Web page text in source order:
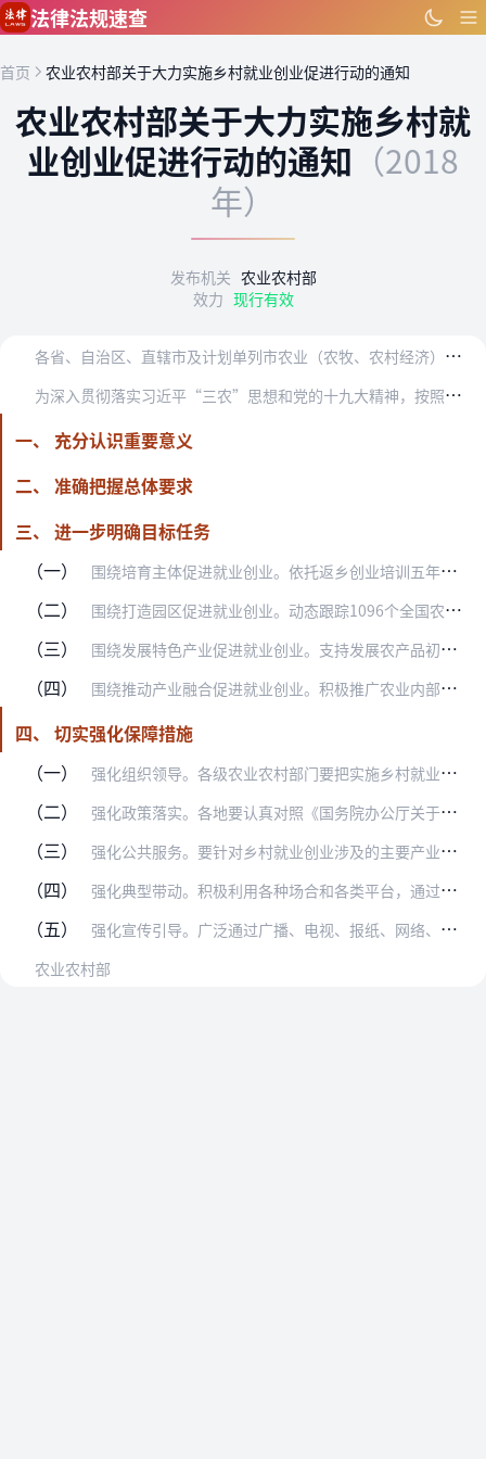
跳到主要内容
法律法规速查
首页 农业农村部关于大力实施乡村就业创业促进行动的通知
农业农村部关于大力实施乡村就
业创业促进行动的通知 （2018
年）
发布机关 农业农村部
效力 现行有效
各
省、自治区、直辖市及计划单列市农业（农牧、农村经济）厅（局、委），新疆生产建设兵团农业局：
为
深入贯彻落实习近平“三农”思想和党的十九大精神，按照《中共中央国务院关于实施乡村振兴战略的意见》的决策部署，促进农业提质增效、农村繁荣稳定和农民就业增收，加快…
一、 充分认识重要意义
二、 准确把握总体要求
三、 进一步明确目标任务
（一）
围绕培育主体促进就业创业。依托返乡创业培训五年行动计划、新型职业农民培育工程、农村实用人才带头人和大学生村官示范培训、农村青年创业致富“领头雁”计划、贫困村创业…
（二） 围绕打造园区促进就业创业。动态跟踪1096个全国农村创业创新园区（基地）运营情况，及时更新园区（基地）目录，加快建设一批区域特色明显、基础设施完备、政策措施配套…
（三） 围绕发展特色产业促进就业创业。支持发展农产品初加工、精深加工、综合利用加工、主食加工、休闲旅游、电子商务等优势产业，鼓励发展特色农业、传统民俗民族工艺，手工编织…
（四） 围绕推动产业融合促进就业创业。积极推广农业内部融合、产业延伸融合、功能拓展融合、新技术渗透融合、产城融合和复合型融合等多种融合模式；支持发展循环型、终端型、体验…
四、 切实强化保障措施
（一）
强化组织领导。各级农业农村部门要把实施乡村就业创业促进行动作为乡村振兴战略的重要举措，作为经常性、长期性和战略性的重要任务来抓，研究制定本地乡村就业创业促进行动…
（二） 强化政策落实。各地要认真对照《国务院办公厅关于支持返乡下乡人员创业创新促进农村一二三产业融合发展的意见》等文件，尽快制定出台相应的实施意见，进一步推动各项就业创…
（三） 强化公共服务。要针对乡村就业创业涉及的主要产业、优惠政策、配套服务等内容，督促指导市县加快建设乡村就业创业共享平台和信息服务窗口，增强就业创业的引导性、精准性和…
（四） 强化典型带动。积极利用各种场合和各类平台，通过座谈会、大讲堂、现场交流等活动，以农村创业创新优秀带头人和优秀乡村企业家的创业历程等为素材，讲述乡村就业创业故事，…
（五）
强化宣传引导。广泛通过广播、电视、报纸、网络、微信、微博、宣传册、明白纸等形式，积极宣传促进乡村就业创业发展的相关政策和项目实施成效；积极宣传各类促进乡村就业创…
农业农村部